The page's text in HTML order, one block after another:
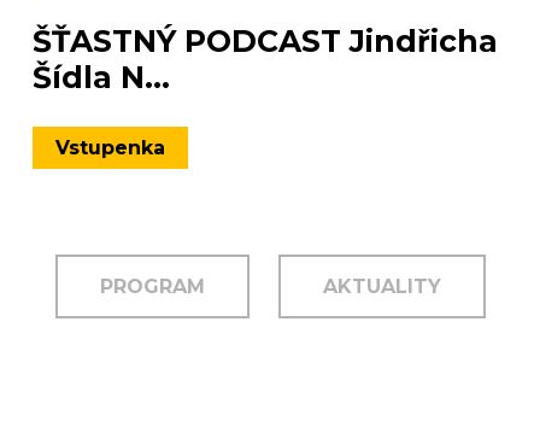
ŠŤASTNÝ PODCAST Jindřicha
Šídla N...
Vstupenka
PROGRAM AKTUALITY